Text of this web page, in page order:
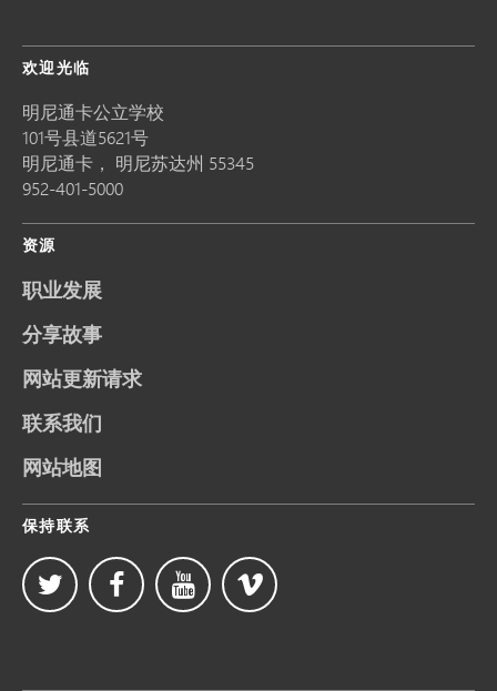
欢迎光临
明尼通卡公立学校
101号县道5621号
明尼通卡， 明尼苏达州 55345
952-401-5000
资源
职业发展
分享故事
网站更新请求
联系我们
网站地图
保持联系